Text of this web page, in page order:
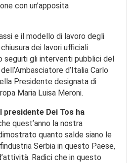
con un’apposita
e il modello di lavoro degli
dei lavori ufficiali
seguiti gli interventi pubblici del
d’Italia Carlo
Presidente designata di
Maria Luisa Meroni.
presidente Dei Tos ha
quest’anno la nostra
quanto salde siano le
Serbia in questo Paese,
Radici che in questo